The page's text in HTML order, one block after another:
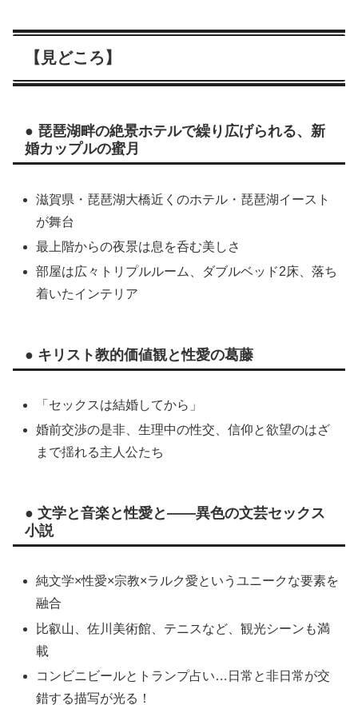
【見どころ】
● 琵琶湖畔の絶景ホテルで繰り広げられる、新
婚カップルの蜜月
滋賀県・琵琶湖大橋近くのホテル・琵琶湖イースト
が舞台
最上階からの夜景は息を呑む美しさ
部屋は広々トリプルルーム、ダブルベッド2床、落ち
着いたインテリア
● キリスト教的価値観と性愛の葛藤
「セックスは結婚してから」
婚前交渉の是非、生理中の性交、信仰と欲望のはざ
まで揺れる主人公たち
● 文学と音楽と性愛と——異色の文芸セックス
小説
純文学×性愛×宗教×ラルク愛というユニークな要素を
融合
比叡山、佐川美術館、テニスなど、観光シーンも満
載
コンビニビールとトランプ占い…日常と非日常が交
錯する描写が光る！